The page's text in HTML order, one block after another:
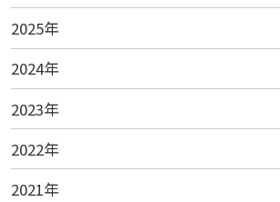
2025年
2024年
2023年
2022年
2021年